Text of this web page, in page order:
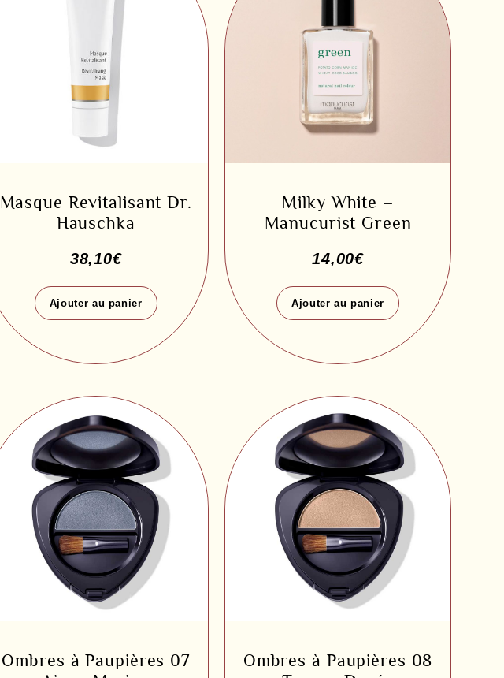
Masque Revitalisant Dr.
Hauschka
38,10€
Ajouter au panier
Milky White –
Manucurist Green
14,00€
Ajouter au panier
Ombres à Paupières 07
Ombres à Paupières 08